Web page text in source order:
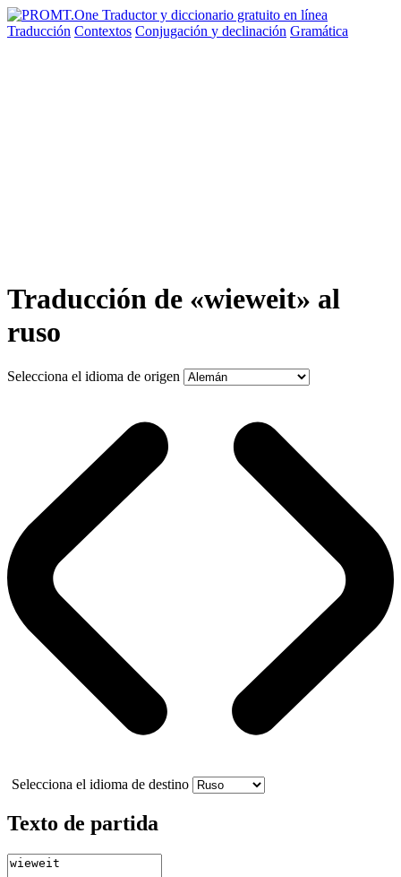
Traducción Contextos Conjugación y declinación Gramática
Traducción de «wieweit» al
ruso
Selecciona el idioma de origen
Selecciona el idioma de destino
Texto de partida